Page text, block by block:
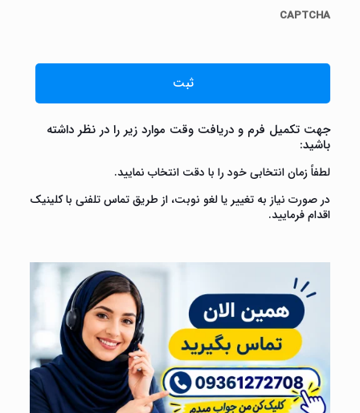
CAPTCHA
جهت تکمیل فرم و دریافت وقت موارد زیر را در نظر داشته
باشید:
لطفاً زمان انتخابی خود را با دقت انتخاب نمایید.
در صورت نیاز به تغییر یا لغو نوبت، از طریق تماس تلفنی با کلینیک
اقدام فرمایید.